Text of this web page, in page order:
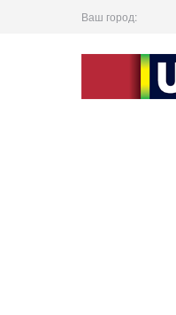
Ваш город: